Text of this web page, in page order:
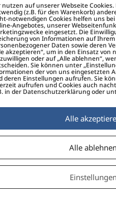
nutzen auf unserer Webseite Cookies.
(z.B. für den Warenkorb)
notwendigen Cookies helfen uns
Angebotes, unserer
eingesetzt. Die
von Informationen auf Ihrem
Daten sowie deren
akzeptieren“, um in den Einsatz von
oder auf „Alle ablehnen“,
Sie können unter
der von uns eingesetzten
deren Einstellungen aufrufen. Sie
aufrufen und Cookies auch
in der Datenschutzerklärung oder
Alle
Alle ablehnen
Einstellungen